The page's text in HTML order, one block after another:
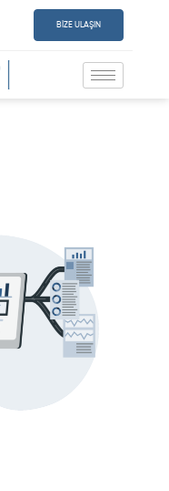
BİZE ULAŞIN